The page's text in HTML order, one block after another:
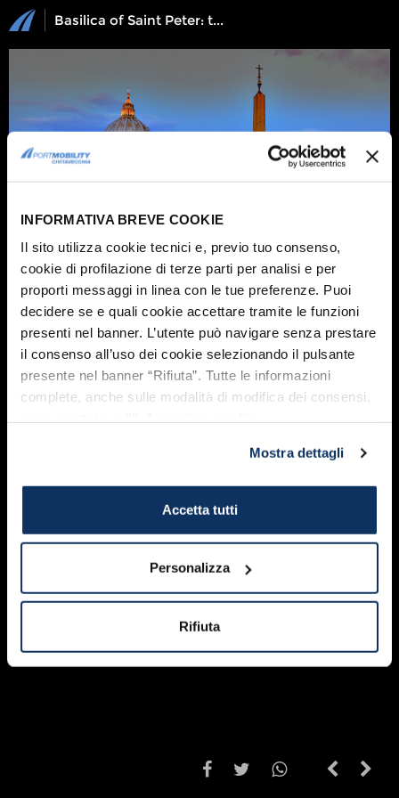
INFORMATIVA BREVE COOKIE
Il sito utilizza cookie tecnici e, previo tuo consenso,
cookie di profilazione di terze parti per analisi e per
proporti messaggi in linea con le tue preferenze. Puoi
decidere se e quali cookie accettare tramite le funzioni
presenti nel banner. L’utente può navigare senza prestare
il consenso all’uso dei cookie selezionando il pulsante
presente nel banner “Rifiuta”. Tutte le informazioni
complete, anche sulle modalità di modifica dei consensi,
Mostra dettagli
Accetta tutti
Personalizza
Rifiuta
Basilica of Saint Peter: the most amazing pictures
1 / 14
An itinerary to discoverthe heart of Catholic Rome in half a day:
from
Castel Sant'Angelo to the Basilica of Saint Peter passing through
Peter's Square.